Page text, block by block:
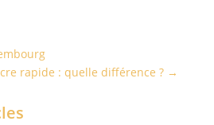
rapide : quelle différence ? →